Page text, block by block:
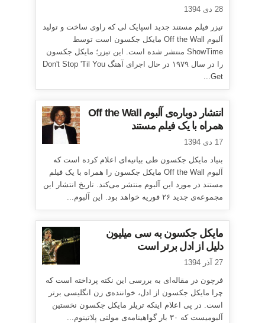
28 دی 1394
تیزر فیلم مستند جدید اسپایک لی که راوی ساخت و تولید
آلبوم Off the Wall مایکل جکسون است توسط
ShowTime منتشر شده است. این تیزر؛ مایکل جکسون
را در سال ۱۹۷۹ در حال اجرای آهنگ Don't Stop 'Til You
Get...
انتشار دوباره‌ی آلبوم Off the Wall
همراه با یک فیلم مستند
17 دی 1394
بنیاد مایکل جکسون طی بیانیه‌ای اعلام کرده است که
آلبوم Off the Wall مایکل جکسون را همراه با یک فیلم
مستند در مورد این آلبوم منتشر می‌کند. تاریخ انتشار این
مجموعه‌ی جدید ۲۶ فوریه خواهد بود. این آلبوم...
مایکل جکسون به سی میلیون
دلیل از ادل برتر است
27 آذر 1394
فرچون در مقاله‌ای به بررسی این نکته پرداخته است که
چرا مایکل جکسون از ادل، خواننده‌ی زن انگلیسی برتر
است. در پی اعلام اینکه تریلر مایکل جکسون نخستین
آلبومیست که ۳۰ بار گواهینامه‌ی مولتی پلاتینوم...